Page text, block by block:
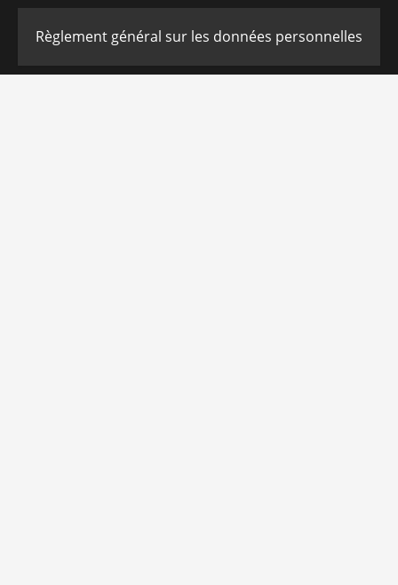
Règlement général sur les données personnelles